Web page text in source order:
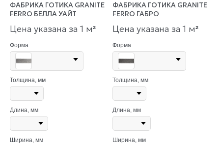
ФАБРИКА ГОТИКА GRANITE
FERRO БЕЛЛА УАЙТ
Цена указана за 1 м²
Форма
Толщина, мм
Длина, мм
Ширина, мм
ФАБРИКА ГОТИКА GRANITE
FERRO ГАБРО
Цена указана за 1 м²
Форма
Толщина, мм
Длина, мм
Ширина, мм